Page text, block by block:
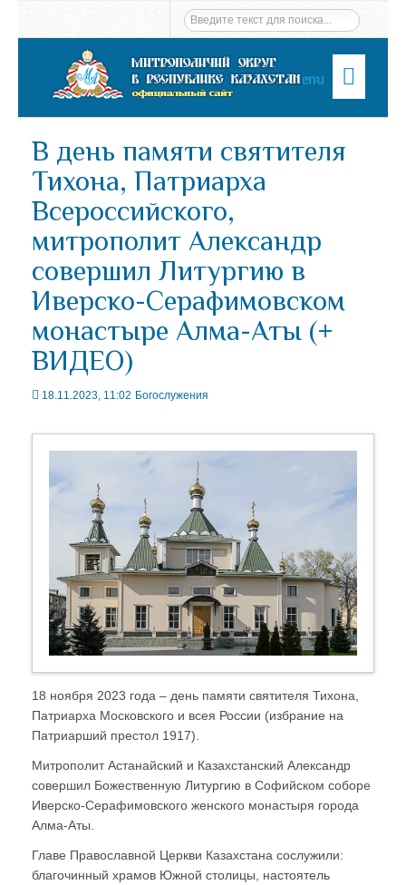
Menu
В день памяти святителя
Тихона, Патриарха
Всероссийского,
митрополит Александр
совершил Литургию в
Иверско-Серафимовском
монастыре Алма-Аты (+
ВИДЕО)
18.11.2023, 11:02 Богослужения
18 ноября 2023 года – день памяти святителя Тихона,
Патриарха Московского и всея России (избрание на
Патриарший престол 1917).
Митрополит Астанайский и Казахстанский Александр
совершил Божественную Литургию в Софийском соборе
Иверско-Серафимовского женского монастыря города
Алма-Аты.
Главе Православной Церкви Казахстана сослужили:
благочинный храмов Южной столицы, настоятель